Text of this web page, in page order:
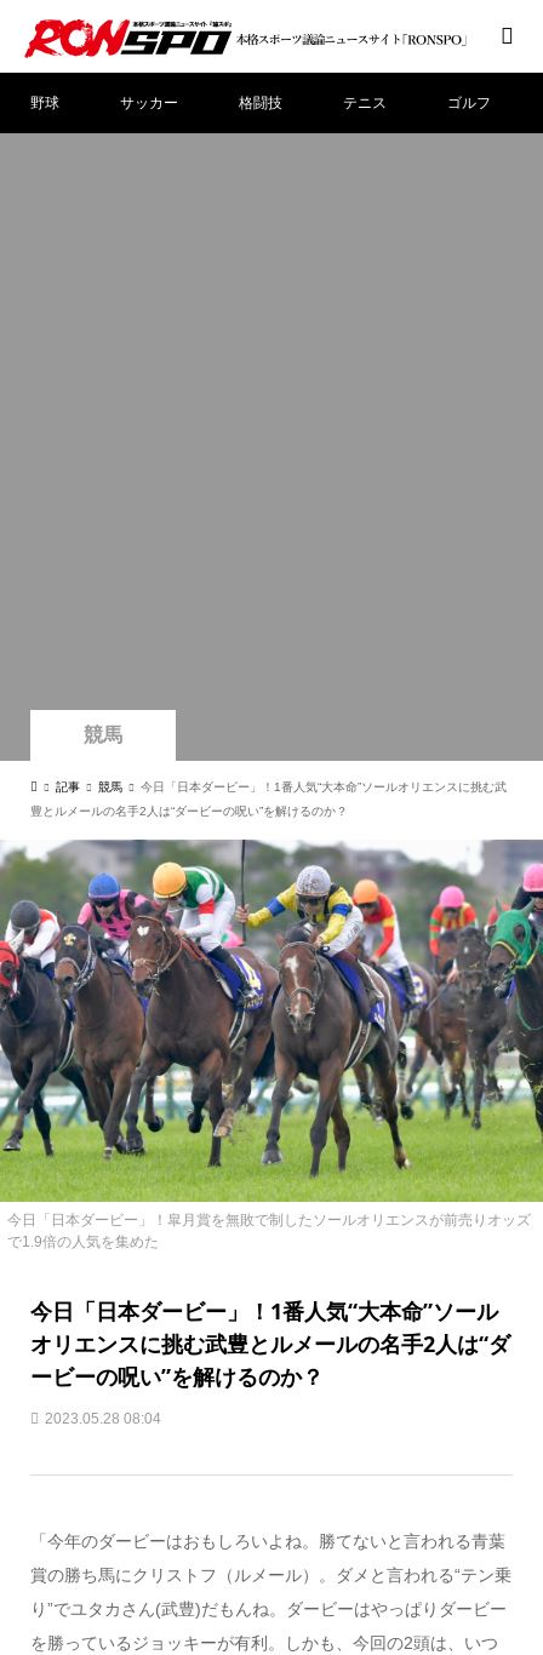
野球 サッカー 格闘技 テニス ゴルフ
競馬
記事 競馬
今日「日本ダービー」！1番人気“大本命”ソールオリエンスに挑む武
豊とルメールの名手2人は“ダービーの呪い”を解けるのか？
今日「日本ダービー」！皐月賞を無敗で制したソールオリエンスが前売りオッズ
で1.9倍の人気を集めた
今日「日本ダービー」！1番人気“大本命”ソール
オリエンスに挑む武豊とルメールの名手2人は“ダ
ービーの呪い”を解けるのか？
2023.05.28 08:04
「今年のダービーはおもしろいよね。勝てないと言われる青葉
賞の勝ち馬にクリストフ（ルメール）。ダメと言われる“テン乗
り”でユタカさん(武豊)だもんね。ダービーはやっぱりダービー
を勝っているジョッキーが有利。しかも、今回の2頭は、いつ